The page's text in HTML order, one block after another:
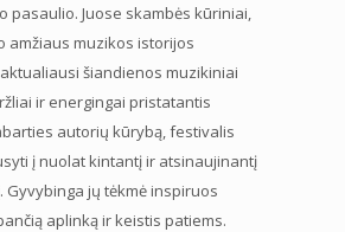
pasaulio. Juose skambės kūriniai,
amžiaus muzikos istorijos
šiandienos muzikiniai
ir energingai pristatantis
autorių kūrybą, festivalis
į nuolat kintantį ir atsinaujinantį
Gyvybinga jų tėkmė inspiruos
aplinką ir keistis patiems.